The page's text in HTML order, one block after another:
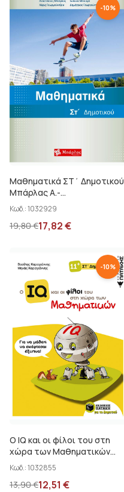
-10%
Μαθηματικά ΣΤ΄ Δημοτικού
Μπάρλας Α.-...
Κωδ.:1032929
19,80€17,82€
-10%
Ο IQ και οι φίλοι του στη
χώρα των Μαθηματικών
ΣΤ΄ Δημοτικού 11+
Κωδ.:1032855
13,90€12,51 €